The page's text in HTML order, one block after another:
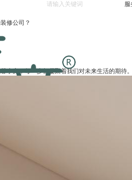
服
修公司？
小窝，每一步都凝聚着我们对未来生活的期